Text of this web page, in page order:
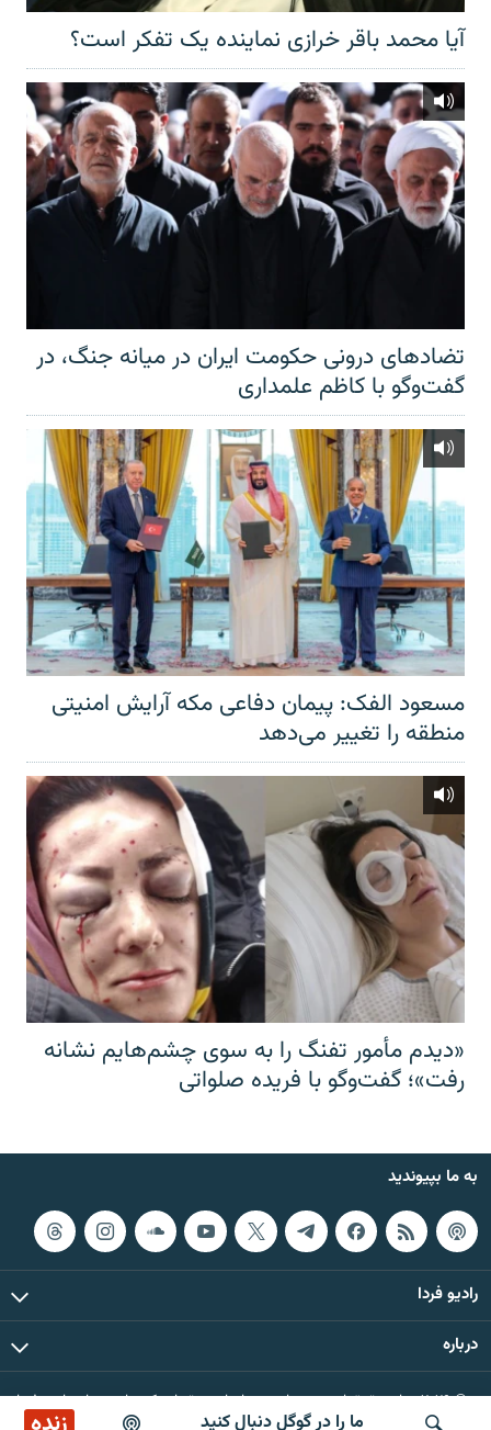
ما را در گوگل دنبال کنید
آیا محمد باقر خرازی نماینده یک تفکر است؟
تضادهای درونی حکومت ایران در میانه جنگ، در
گفت‌‌وگو با کاظم علمداری
مسعود الفک: پیمان دفاعی مکه آرایش امنیتی
منطقه را تغییر می‌دهد
«دیدم مأمور تفنگ را به سوی چشم‌هایم نشانه
رفت»؛ گفت‌و‌گو با فریده صلواتی
به ما بپیوندید
رادیو فردا
درباره
© ۲۰۲۶ تمام حقوق این وب‌سایت، بر اساس مقررات کپی‌رایت، برای رادیو فردا
محفوظ است.